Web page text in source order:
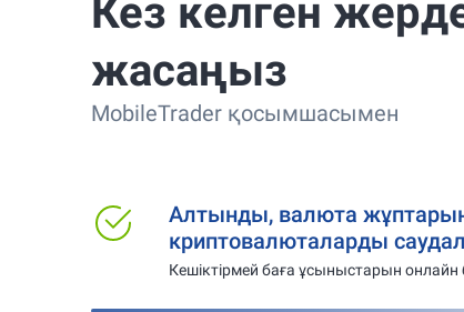
Кез келген
жасаңыз
MobileTrader қосымшасымен
Алтынды, валюта
криптовалюталарды
Кешіктірмей баға ұсыныстарын